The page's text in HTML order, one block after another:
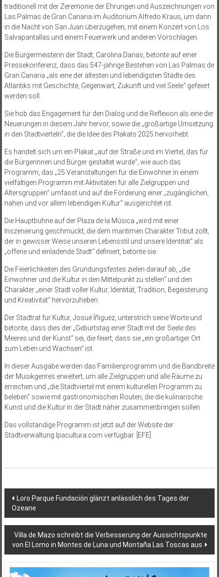
traditionell mit der Zeremonie der Ehrungen und Auszeichnungen von
Las Palmas de Gran Canaria im Auditorium Alfredo Kraus, um dann
in die Nacht von San Juan überzugehen, mit einem Konzert von Los
Salvapantallas und einem Feuerwerk und anderen Vorschlägen.
Die Bürgermeisterin der Stadt, Carolina Darias, betonte auf einer
Pressekonferenz, dass das 547-jährige Bestehen von Las Palmas de
Gran Canaria „als eine der ältesten und lebendigsten Städte des
Atlantiks mit Geschichte, Gegenwart, Zukunft und viel Seele“ gefeiert
werden soll.
Sie hob das Engagement für den Dialog und die Reflexion als eine der
Neuerungen in diesem Jahr hervor, sowie die „großartige Umsetzung
in den Stadtvierteln“, die die Idee des Plakats 2025 hervorhebt.
Es handelt sich um ein Plakat „auf der Straße und im Viertel, das für
die Bürgerinnen und Bürger gestaltet wurde“, wie auch das
Programm, das „25 Veranstaltungen für die Einwohner in einem
vielfältigen Programm mit Aktivitäten für alle Zielgruppen und
Altersgruppen“ umfasst und auf die Förderung einer „zugänglichen,
nahen und vor allem lebendigen Kultur“ ausgerichtet ist.
Die Hauptbühne auf der Plaza de la Música „wird mit einer
Inszenierung geschmückt, die dem maritimen Charakter Tribut zollt,
der in gewisser Weise unseren Lebensstil und unsere Identität“ als
„offene und einladende Stadt“ definiert, betonte sie.
Die Feierlichkeiten des Gründungsfestes zielen darauf ab, „die
Einwohner und die Kultur in den Mittelpunkt zu stellen“ und den
Charakter „einer Stadt voller Kultur, Identität, Tradition, Begeisterung
und Kreativität“ hervorzuheben.
Der Stadtrat für Kultur, Josué Íñiguez, unterstrich seine Worte und
betonte, dass dies der „Geburtstag einer Stadt mit der Seele des
Meeres und der Kunst“ sei, die feiert, dass sie „ein großartiger Ort
zum Leben und Wachsen“ ist.
In dieser Ausgabe werden das Familienprogramm und die Bandbreite
der Musikgenres erweitert, um alle Zielgruppen und alle Räume zu
erreichen und „die Stadtviertel mit einem kulturellen Programm zu
beleben“ sowie mit gastronomischen Routen, die die kulinarische
Kunst und die Kultur in der Stadt näher zusammenbringen sollen.
Das vollständige Programm ist jetzt auf der Website der
Stadtverwaltung lpacultura.com verfügbar. [EFE]
Beitragsnavigation
Loro Parque Fundación glänzt anlässlich des Tages der
Ozeane
Villa de Mazo schreibt die Verbesserung der Aussichtspunkte
von El Lomo in Montes de Luna und Montaña Las Toscas aus